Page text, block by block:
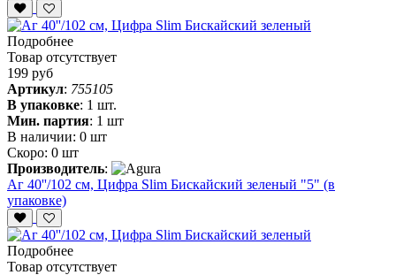
Подробнее
Товар отсутствует
199 руб
Артикул: 755105
В упаковке: 1 шт.
Мин. партия: 1 шт
В наличии: 0 шт
Скоро: 0 шт
Производитель:
Аг 40''/102 см, Цифра Slim Бискайский зеленый "5" (в
упаковке)
Подробнее
Товар отсутствует